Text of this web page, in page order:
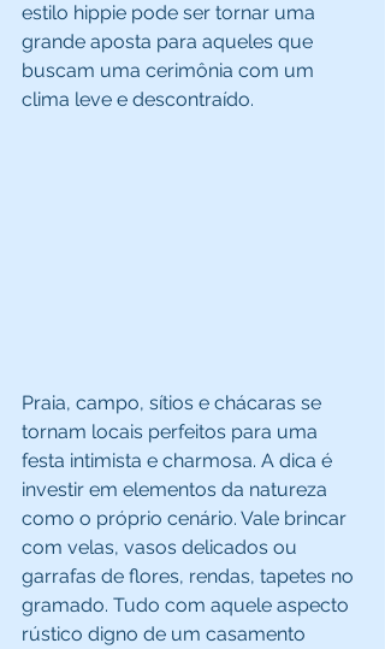
estilo hippie pode ser tornar uma
grande aposta para aqueles que
buscam uma cerimônia com um
clima leve e descontraído.
Praia, campo, sítios e chácaras se
tornam locais perfeitos para uma
festa intimista e charmosa. A dica é
investir em elementos da natureza
como o próprio cenário. Vale brincar
com velas, vasos delicados ou
garrafas de flores, rendas, tapetes no
gramado. Tudo com aquele aspecto
rústico digno de um casamento